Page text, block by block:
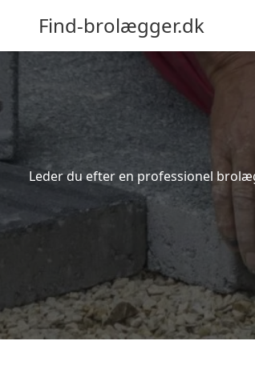
Find-brolægger.dk
Leder du efter en professionel